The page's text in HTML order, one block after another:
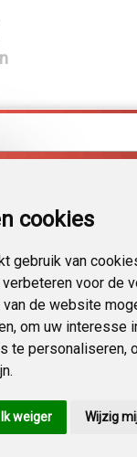
cookies
gebruik van
voor de
de website
, om uw interesse
te personaliseren,
.
Ik weiger Wijzig